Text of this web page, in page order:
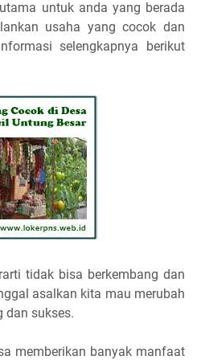
untuk anda yang berada
usaha yang cocok dan
selengkapnya berikut
tidak bisa berkembang dan
asalkan kita mau merubah
dan sukses.
memberikan banyak manfaat